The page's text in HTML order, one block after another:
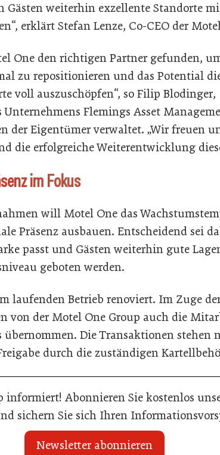
Gästen weiterhin exzellente Standorte
erklärt Stefan Lenze, Co-CEO der
One den richtigen Partner gefunden,
zu repositionieren und das Potential
voll auszuschöpfen“, so Filip Blodinger,
Unternehmens Flemings Asset
der Eigentümer verwaltet. „Wir freuen
die erfolgreiche Weiterentwicklung
im Fokus
will Motel One das
Präsenz ausbauen. Entscheidend sei
passt und Gästen weiterhin gute
geboten werden.
laufenden Betrieb renoviert. Im Zuge
von der Motel One Group auch die
übernommen. Die Transaktionen stehen
durch die zuständigen
informiert! Abonnieren Sie kostenlos
sichern Sie sich Ihren
Newsletter abonnieren